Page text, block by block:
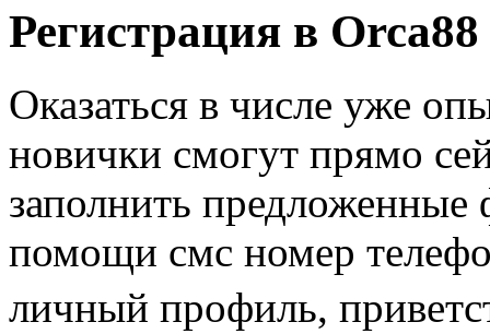
Регистрация в Orca88
Оказаться в числе уже
новички смогут прямо
заполнить
помощи смс номер
личный профиль,